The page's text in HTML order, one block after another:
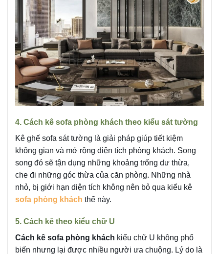
4. Cách kê sofa phòng khách theo kiểu sát tường
Kê ghế sofa sát tường là giải pháp giúp tiết kiệm
không gian và mở rộng diện tích phòng khách. Song
song đó sẽ tận dụng những khoảng trống dư thừa,
che đi những góc thừa của căn phòng. Những nhà
nhỏ, bị giới hạn diện tích không nên bỏ qua kiểu kê
sofa phòng khách thế này.
5. Cách kê theo kiểu chữ U
Cách kê sofa phòng khách kiểu chữ U không phổ
biến nhưng lại được nhiều người ưa chuộng. Lý do là